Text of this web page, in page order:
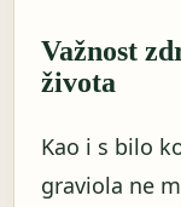
Važnost
života
Kao i s bilo
graviola ne